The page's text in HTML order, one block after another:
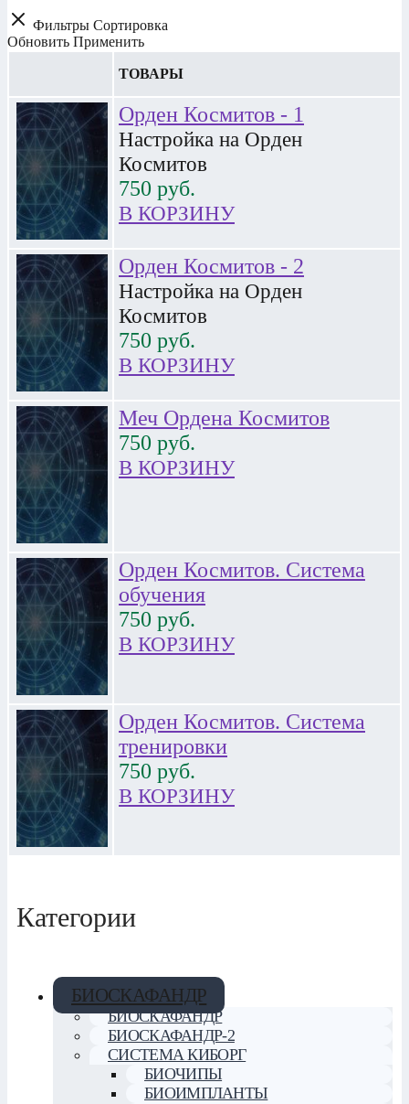
Фильтры Сортировка
Обновить Применить
ТОВАРЫ
Орден Космитов - 1
Настройка на Орден
Космитов
750 руб.
В КОРЗИНУ
Орден Космитов - 2
Настройка на Орден
Космитов
750 руб.
В КОРЗИНУ
Меч Ордена Космитов
750 руб.
В КОРЗИНУ
Орден Космитов. Система
обучения
750 руб.
В КОРЗИНУ
Орден Космитов. Система
тренировки
750 руб.
В КОРЗИНУ
Категории
БИОСКАФАНДР
БИОСКАФАНДР
БИОСКАФАНДР-2
СИСТЕМА КИБОРГ
БИОЧИПЫ
БИОИМПЛАНТЫ